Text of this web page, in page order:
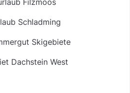
Schladming
Skigebiete
Dachstein West